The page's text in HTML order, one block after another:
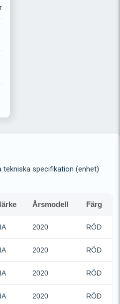
specifikation (enhet)
Årsmodell Färg
2020 RÖD
2020 RÖD
2020 RÖD
2020 RÖD